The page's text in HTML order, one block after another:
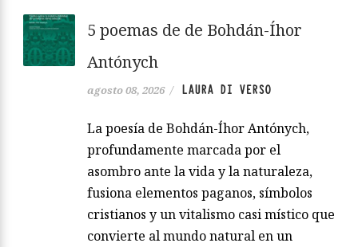
5 poemas de de Bohdán-Íhor
Antónych
agosto 08, 2026 / LAURA DI VERSO
La poesía de Bohdán-Íhor Antónych,
profundamente marcada por el
asombro ante la vida y la naturaleza,
fusiona elementos paganos, símbolos
cristianos y un vitalismo casi místico que
convierte al mundo natural en un